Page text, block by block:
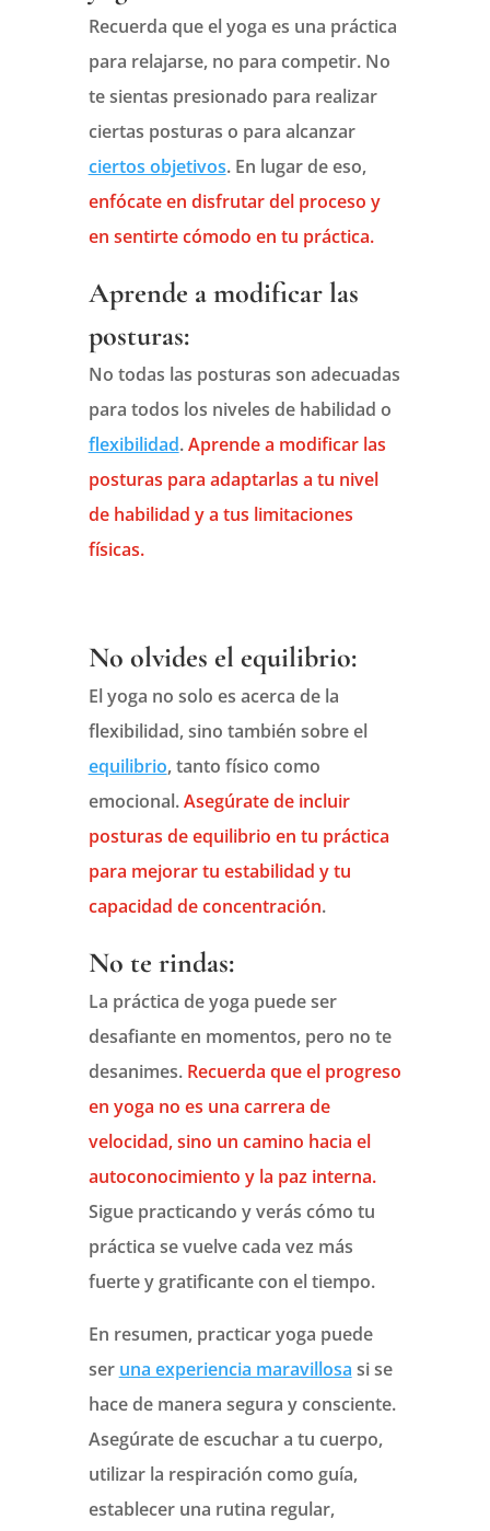
Recuerda que el yoga es una práctica
para relajarse, no para competir. No
te sientas presionado para realizar
ciertas posturas o para alcanzar
ciertos objetivos. En lugar de eso,
enfócate en disfrutar del proceso y
en sentirte cómodo en tu práctica.
Aprende a modificar las
posturas:
No todas las posturas son adecuadas
para todos los niveles de habilidad o
flexibilidad.Aprende a modificar las
posturas para adaptarlas a tu nivel
de habilidad y a tus limitaciones
físicas.
No olvides el equilibrio:
El yoga no solo es acerca de la
flexibilidad, sino también sobre el
equilibrio, tanto físico como
emocional.Asegúrate de incluir
posturas de equilibrio en tu práctica
para mejorar tu estabilidad y tu
capacidad de concentración.
No te rindas:
La práctica de yoga puede ser
desafiante en momentos, pero no te
desanimes.Recuerda que el progreso
en yoga no es una carrera de
velocidad, sino un camino hacia el
autoconocimiento y la paz interna.
Sigue practicando y verás cómo tu
práctica se vuelve cada vez más
fuerte y gratificante con el tiempo.
En resumen, practicar yoga puede
ser una experiencia maravillosa si se
hace de manera segura y consciente.
Asegúrate de escuchar a tu cuerpo,
utilizar la respiración como guía,
establecer una rutina regular,